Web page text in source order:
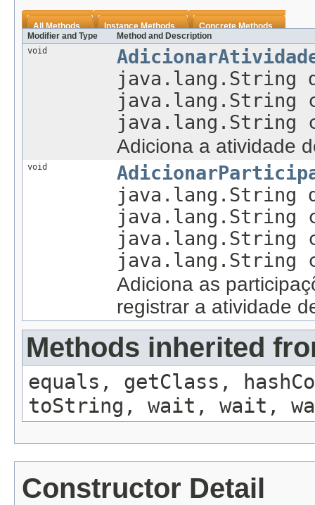
All Methods Instance Methods
Concrete Methods
Modifier and Type
Method and Description
void
java.lang.String
java.lang.String
java.lang.String
Adiciona a atividade
void
java.lang.String
java.lang.String
java.lang.String
java.lang.String
Adiciona as
registrar a atividade
Methods inherited
equals, getClass,
toString, wait, wait,
Constructor Detail